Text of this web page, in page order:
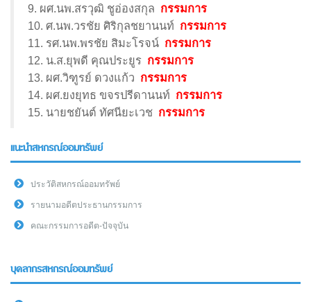
9. ผศ.นพ.สรวุฒิ ชูอ่องสกุล กรรมการ
10. ศ.นพ.วรชัย ศิริกุลชยานนท์ กรรมการ
11. รศ.นพ.พรชัย สิมะโรจน์ กรรมการ
12. น.ส.ยุพดี คุณประยูร กรรมการ
13. ผศ.วิฑูรย์ ดวงแก้ว กรรมการ
14. ผศ.ยงยุทธ ขจรปรีดานนท์ กรรมการ
15. นายชยันต์ ทัศนียะเวช กรรมการ
แนะนำสหกรณ์ออมทรัพย์
ประวัติสหกรณ์ออมทรัพย์
รายนามอดีตประธานกรรมการ
คณะกรรมการอดีต-ปัจจุบัน
บุคลากรสหกรณ์ออมทรัพย์